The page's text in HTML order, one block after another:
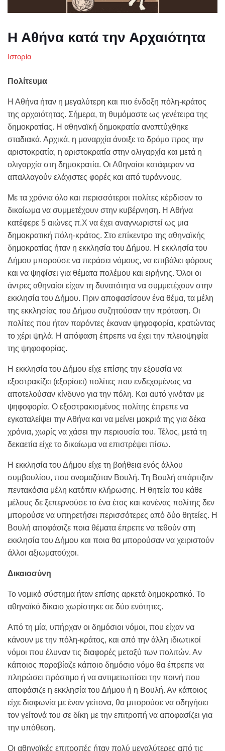
Η Αθήνα κατά την Αρχαιότητα
Ιστορία
Πολίτευμα
Η Αθήνα ήταν η μεγαλύτερη και πιο ένδοξη πόλη-κράτος
της αρχαιότητας. Σήμερα, τη θυμόμαστε ως γενέτειρα της
δημοκρατίας. Η αθηναϊκή δημοκρατία αναπτύχθηκε
σταδιακά. Αρχικά, η μοναρχία άνοιξε το δρόμο προς την
αριστοκρατία, η αριστοκρατία στην ολιγαρχία και μετά η
ολιγαρχία στη δημοκρατία. Οι Αθηναίοι κατάφεραν να
απαλλαγούν ελάχιστες φορές και από τυράννους.
Με τα χρόνια όλο και περισσότεροι πολίτες κέρδισαν το
δικαίωμα να συμμετέχουν στην κυβέρνηση. Η Αθήνα
κατέφερε 5 αιώνες π.Χ να έχει αναγνωριστεί ως μια
δημοκρατική πόλη-κράτος. Στο επίκεντρο της αθηναϊκής
δημοκρατίας ήταν η εκκλησία του Δήμου. Η εκκλησία του
Δήμου μπορούσε να περάσει νόμους, να επιβάλει φόρους
και να ψηφίσει για θέματα πολέμου και ειρήνης. Όλοι οι
άντρες αθηναίοι είχαν τη δυνατότητα να συμμετέχουν στην
εκκλησία του Δήμου. Πριν αποφασίσουν ένα θέμα, τα μέλη
της εκκλησίας του Δήμου συζητούσαν την πρόταση. Οι
πολίτες που ήταν παρόντες έκαναν ψηφοφορία, κρατώντας
το χέρι ψηλά. Η απόφαση έπρεπε να έχει την πλειοψηφία
της ψηφοφορίας.
Η εκκλησία του Δήμου είχε επίσης την εξουσία να
εξοστρακίζει (εξορίσει) πολίτες που ενδεχομένως να
αποτελούσαν κίνδυνο για την πόλη. Και αυτό γινόταν με
ψηφοφορία. Ο εξοστρακισμένος πολίτης έπρεπε να
εγκαταλείψει την Αθήνα και να μείνει μακριά της για δέκα
χρόνια, χωρίς να χάσει την περιουσία του. Τέλος, μετά τη
δεκαετία είχε το δικαίωμα να επιστρέψει πίσω.
Η εκκλησία του Δήμου είχε τη βοήθεια ενός άλλου
συμβουλίου, που ονομαζόταν Βουλή. Τη Βουλή απάρτιζαν
πεντακόσια μέλη κατόπιν κλήρωσης. Η θητεία του κάθε
μέλους δε ξεπερνούσε το ένα έτος και κανένας πολίτης δεν
μπορούσε να υπηρετήσει περισσότερες από δύο θητείες. Η
Βουλή αποφάσιζε ποια θέματα έπρεπε να τεθούν στη
εκκλησία του Δήμου και ποια θα μπορούσαν να χειριστούν
άλλοι αξιωματούχοι.
Δικαιοσύνη
Το νομικό σύστημα ήταν επίσης αρκετά δημοκρατικό. Το
αθηναϊκό δίκαιο χωρίστηκε σε δύο ενότητες.
Από τη μία, υπήρχαν οι δημόσιοι νόμοι, που είχαν να
κάνουν με την πόλη-κράτος, και από την άλλη ιδιωτικοί
νόμοι που έλυναν τις διαφορές μεταξύ των πολιτών. Αν
κάποιος παραβίαζε κάποιο δημόσιο νόμο θα έπρεπε να
πληρώσει πρόστιμο ή να αντιμετωπίσει την ποινή που
αποφάσιζε η εκκλησία του Δήμου ή η Βουλή. Αν κάποιος
είχε διαφωνία με έναν γείτονα, θα μπορούσε να οδηγήσει
τον γείτονά του σε δίκη με την επιτροπή να αποφασίζει για
την υπόθεση.
Οι αθηναϊκές επιτροπές ήταν πολύ μεγαλύτερες από τις